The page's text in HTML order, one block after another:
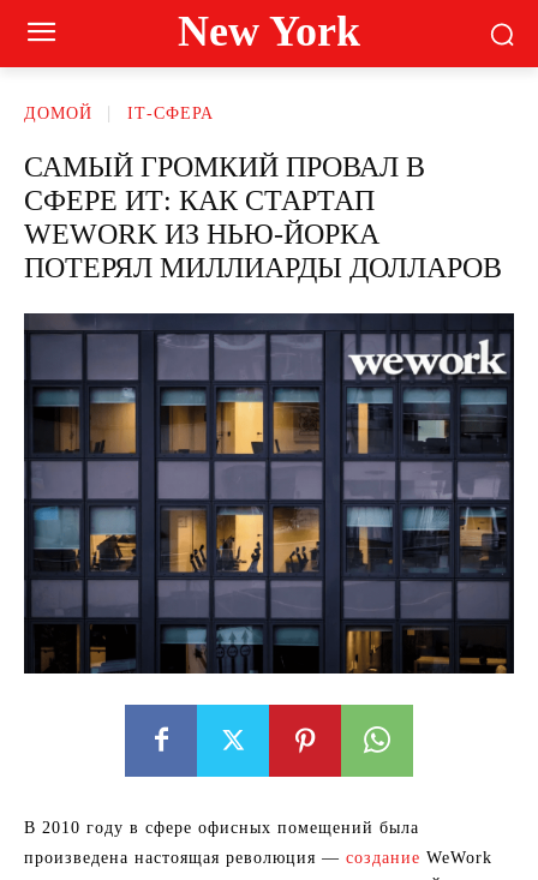
New York
ДОМОЙ ІТ-СФЕРА
САМЫЙ ГРОМКИЙ ПРОВАЛ В
СФЕРЕ ИТ: КАК СТАРТАП
WEWORK ИЗ НЬЮ-ЙОРКА
ПОТЕРЯЛ МИЛЛИАРДЫ ДОЛЛАРОВ
В 2010 году в сфере офисных помещений была
произведена настоящая революция — создание WeWork